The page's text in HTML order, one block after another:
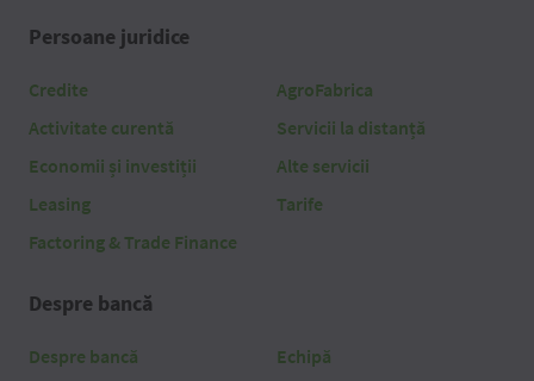
Persoane juridice
Credite
Activitate curentă
Economii și investiții
Leasing
Factoring & Trade Finance
AgroFabrica
Servicii la distanță
Alte servicii
Tarife
Despre bancă
Despre bancă
Echipă